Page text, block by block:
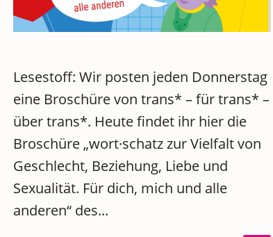
Lesestoff: Wir posten jeden Donnerstag
eine Broschüre von trans* – für trans* –
über trans*. Heute findet ihr hier die
Broschüre „wort·schatz zur Vielfalt von
Geschlecht, Beziehung, Liebe und
Sexualität. Für dich, mich und alle
anderen“ des...